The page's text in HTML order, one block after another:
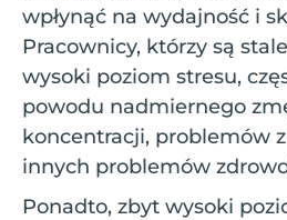
wpłynąć na wydajność i
Pracownicy, którzy są
wysoki poziom stresu,
powodu nadmiernego
koncentracji, problemów
innych problemów
Ponadto, zbyt wysoki